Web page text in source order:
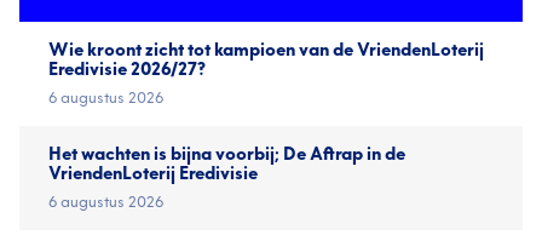
Wie kroont zicht tot kampioen van de VriendenLoterij
Eredivisie 2026/27?
6 augustus 2026
Het wachten is bijna voorbij; De Aftrap in de
VriendenLoterij Eredivisie
6 augustus 2026